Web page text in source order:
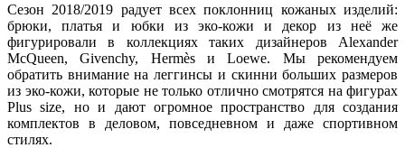
Сезон 2018/2019 радует всех поклонниц кожаных изделий:
брюки, платья и юбки из эко-кожи и декор из неё же
фигурировали в коллекциях таких дизайнеров Alexander
McQueen, Givenchy, Hermès и Loewe. Мы рекомендуем
обратить внимание на леггинсы и скинни больших размеров
из эко-кожи, которые не только отлично смотрятся на фигурах
Plus size, но и дают огромное пространство для создания
комплектов в деловом, повседневном и даже спортивном
стилях.